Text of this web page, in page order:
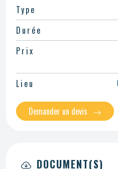
Type
Durée
Prix
Lieu
Demander un devis
DOCUMENT(S)